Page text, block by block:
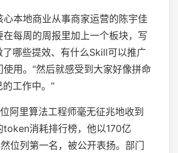
心本地商业从事商家运营的陈宇佳
在每周的周报里加上一个板块，写
了哪些提效、有什么Skill可以推广
使用。“然后就感受到大家好像拼命
工作中。”
阿里算法工程师毫无征兆地收到
token消耗排行榜，他以170亿
位列第一名，被公开表扬。部门